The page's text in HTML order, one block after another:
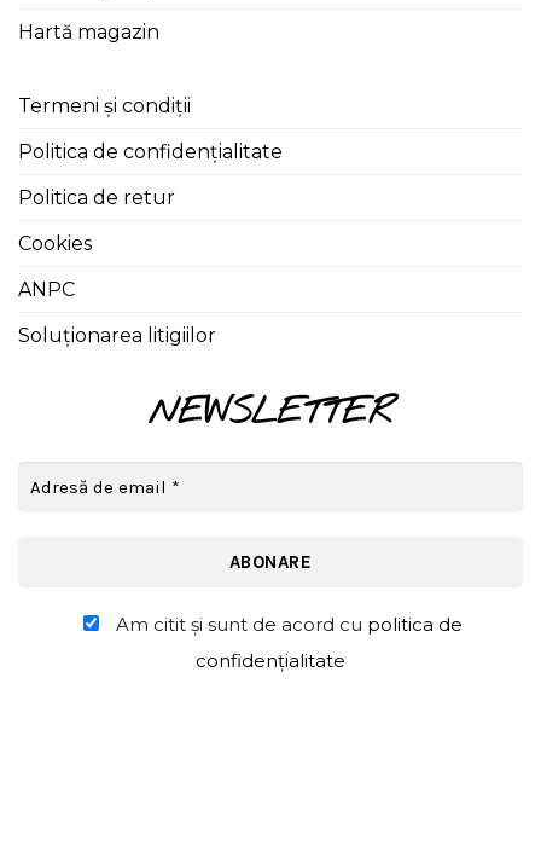
Hartă magazin
Termeni și condiții
Politica de confidențialitate
Politica de retur
Cookies
ANPC
Soluționarea litigiilor
NEWSLETTER
Am citit şi sunt de acord cu politica de
confidențialitate